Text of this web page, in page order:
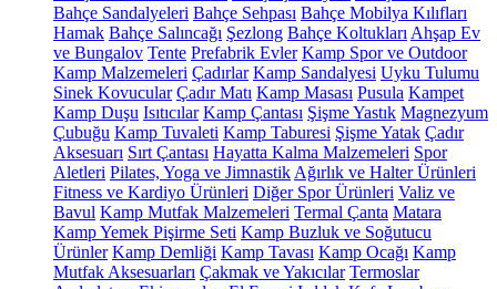
Bahçe Sandalyeleri Bahçe Sehpası Bahçe Mobilya Kılıfları
Hamak Bahçe Salıncağı Şezlong Bahçe Koltukları Ahşap Ev
ve Bungalov Tente Prefabrik Evler Kamp Spor ve Outdoor
Kamp Malzemeleri Çadırlar Kamp Sandalyesi Uyku Tulumu
Sinek Kovucular Çadır Matı Kamp Masası Pusula Kampet
Kamp Duşu Isıtıcılar Kamp Çantası Şişme Yastık Magnezyum
Çubuğu Kamp Tuvaleti Kamp Taburesi Şişme Yatak Çadır
Aksesuarı Sırt Çantası Hayatta Kalma Malzemeleri Spor
Aletleri Pilates, Yoga ve Jimnastik Ağırlık ve Halter Ürünleri
Fitness ve Kardiyo Ürünleri Diğer Spor Ürünleri Valiz ve
Bavul Kamp Mutfak Malzemeleri Termal Çanta Matara
Kamp Yemek Pişirme Seti Kamp Buzluk ve Soğutucu
Ürünler Kamp Demliği Kamp Tavası Kamp Ocağı Kamp
Mutfak Aksesuarları Çakmak ve Yakıcılar Termoslar